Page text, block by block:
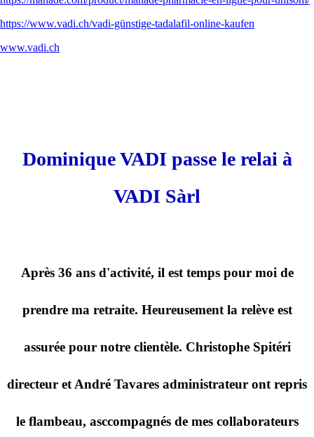
https://www.vadi.ch/vadi-günstige-tadalafil-online-kaufen
www.vadi.ch
Dominique VADI passe le relai à
VADI Sàrl
Après 36 ans d'activité, il est temps pour moi de
prendre ma retraite. Heureusement la relève est
assurée pour notre clientèle. Christophe Spitéri
directeur et André Tavares administrateur ont repris
le flambeau, asccompagnés de mes collaborateurs